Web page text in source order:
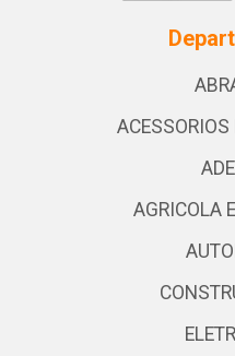
ACESSORIOS
AGRICOLA